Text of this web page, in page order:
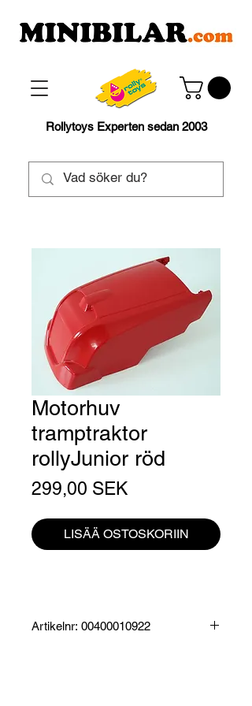
Rollytoys Experten sedan 2003
Motorhuv
tramptraktor
rollyJunior röd
299,00 SEKHinta
LISÄÄ OSTOSKORIIN
Artikelnr: 00400010922